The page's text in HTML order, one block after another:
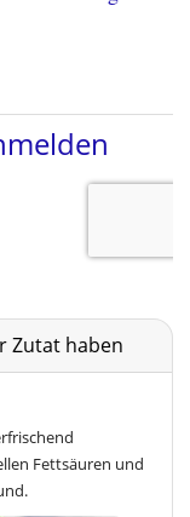
Zutat haben
Fettsäuren und